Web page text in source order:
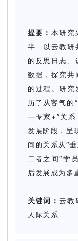
提要：本研究
半，以云教研
的反思日志、
数据，探究共
的过程。研究
历了从客气的
—专家+”关系
发展阶段，呈
间的关系从“
二者之间“学
后发展成为多
关键词：云教
人际关系